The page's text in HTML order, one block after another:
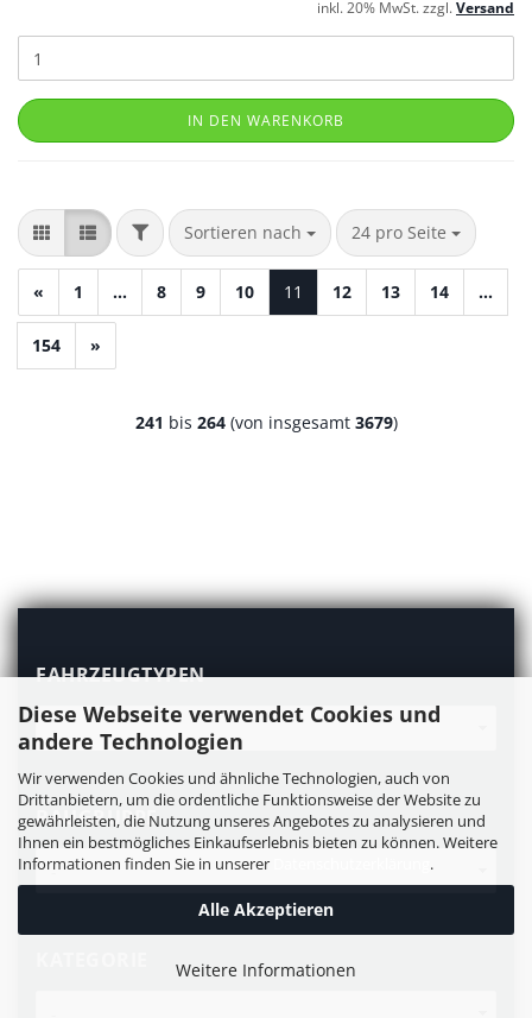
Diese Webseite verwendet Cookies und
andere Technologien
Wir verwenden Cookies und ähnliche Technologien, auch von
Drittanbietern, um die ordentliche Funktionsweise der Website zu
gewährleisten, die Nutzung unseres Angebotes zu analysieren und
Ihnen ein bestmögliches Einkaufserlebnis bieten zu können. Weitere
Informationen finden Sie in unserer
.
Alle Akzeptieren
Weitere Informationen
inkl. 20% MwSt. zzgl.Versand
IN DEN WARENKORB
FILTERSortieren nach
Sortieren nach 24 pro Seite
pro Seite
« 1 ... 8 9 10 11 12 13 14 ...
154 »
241 bis 264(von insgesamt 3679)
FAHRZEUGTYPEN
FAHRZEUGTYPEN
BAUGRUPPE
BAUGRUPPE